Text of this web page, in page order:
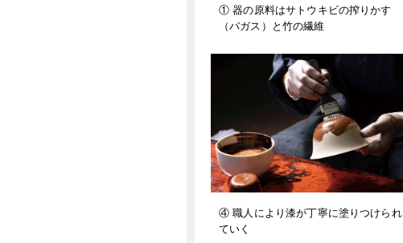
① 器の原料はサトウキビの搾りかす
（バガス）と竹の繊維
④ 職人により漆が丁寧に塗りつけられ
ていく